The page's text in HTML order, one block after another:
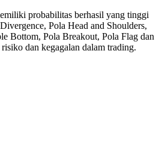
probabilitas berhasil yang tinggi
Pola Head and Shoulders,
Bottom, Pola Breakout, Pola Flag dan
dan kegagalan dalam trading.